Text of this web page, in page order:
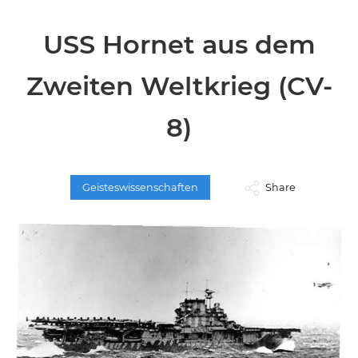
USS Hornet aus dem
Zweiten Weltkrieg (CV-
8)
Geisteswissenschaften Share